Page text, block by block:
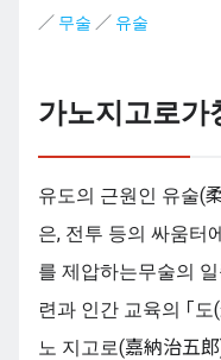
／ 무술 ／ 유술
가노지고로가
유도의 근원인 유술(
은, 전투 등의 싸움터
를 제압하는무술의
련과 인간 교육의 「
노 지고로(嘉納治五